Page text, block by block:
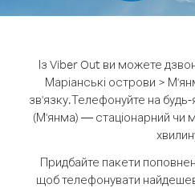
Із Viber Out ви можете
Маріанські острови >
зв'язку.Телефонуйте на
(М'янма) — стаціонарний чи
Придбайте пакети
щоб телефонувати